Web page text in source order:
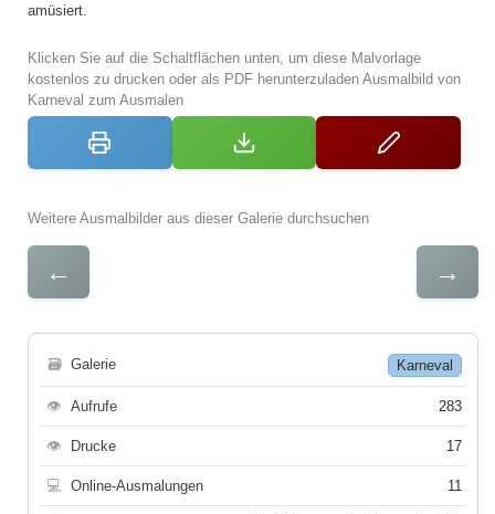
amüsiert.
Klicken Sie auf die Schaltflächen unten, um diese Malvorlage
kostenlos zu drucken oder als PDF herunterzuladen Ausmalbild von
Karneval zum Ausmalen
Weitere Ausmalbilder aus dieser Galerie durchsuchen
← →
🗃 Galerie Karneval
👁 Aufrufe 283
👁 Drucke 17
💻 Online-Ausmalungen 11